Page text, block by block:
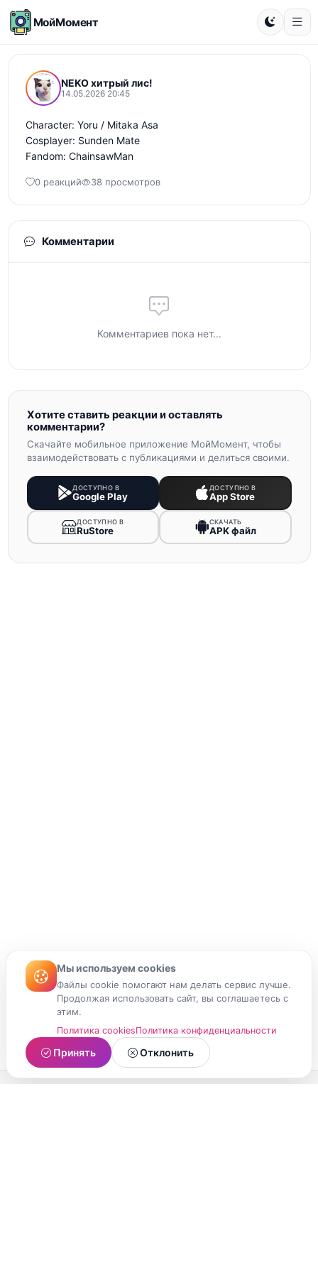
МойМомент
NEKO хитрый лис!
14.05.2026 20:45
Character: Yoru / Mitaka Asa
Cosplayer: Sunden Mate
Fandom: ChainsawMan
0 реакций 38 просмотров
Комментарии
Комментариев пока нет...
Хотите ставить реакции и оставлять
комментарии?
Скачайте мобильное приложение МойМомент, чтобы
взаимодействовать с публикациями и делиться своими.
ДОСТУПНО В
Google Play
ДОСТУПНО В
App Store
ДОСТУПНО В
RuStore
СКАЧАТЬ
APK файл
Мы используем cookies
Файлы cookie помогают нам делать сервис лучше.
Продолжая использовать сайт, вы соглашаетесь с
этим.
Политика cookiesПолитика конфиденциальности
Принять Отклонить